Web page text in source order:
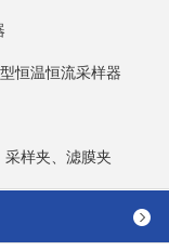
恒温恒流采样器
样夹、滤膜夹